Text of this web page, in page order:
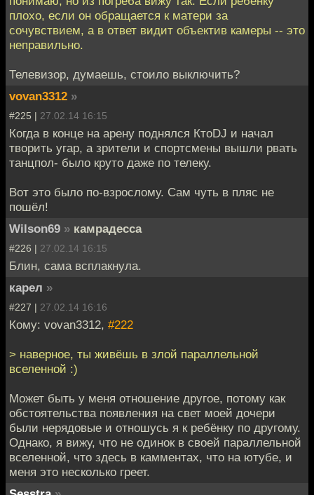
плохо, если он обращается к матери за
сочувствием, а в ответ видит объектив камеры -- это
неправильно.
Телевизор, думаешь, стоило выключить?
vovan3312 »
#225 | 27.02.14 16:15
Когда в конце на арену поднялся КтоDJ и начал
творить угар, а зрители и спортсмены вышли рвать
танцпол- было круто даже по телеку.
Вот это было по-взрослому. Сам чуть в пляс не
пошёл!
Wilson69 » камрадесса
#226 | 27.02.14 16:15
Блин, сама всплакнула.
карел »
#227 | 27.02.14 16:16
Кому: vovan3312, #222
> наверное, ты живёшь в злой параллельной
вселенной :)
Может быть у меня отношение другое, потому как
обстоятельства появления на свет моей дочери
были нерядовые и отношусь я к ребёнку по другому.
Однако, я вижу, что не одинок в своей параллельной
вселенной, что здесь в камментах, что на ютубе, и
меня это несколько греет.